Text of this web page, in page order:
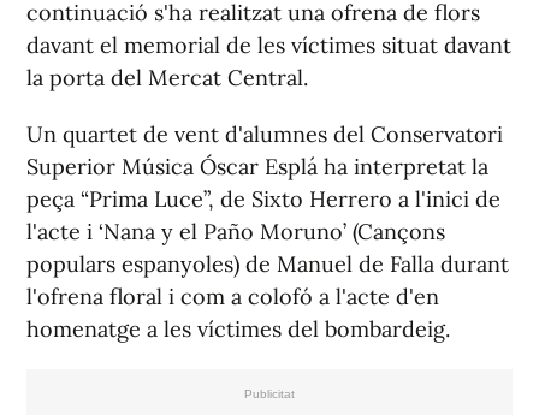
continuació s'ha realitzat una ofrena de flors
davant el memorial de les víctimes situat davant
la porta del Mercat Central.
Un quartet de vent d'alumnes del Conservatori
Superior Música Óscar Esplá ha interpretat la
peça “Prima Luce”, de Sixto Herrero a l'inici de
l'acte i ‘Nana y el Paño Moruno’ (Cançons
populars espanyoles) de Manuel de Falla durant
l'ofrena floral i com a colofó a l'acte d'en
homenatge a les víctimes del bombardeig.